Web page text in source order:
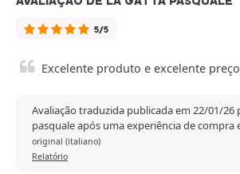
5/5
Excelente produto e excelente preço
Avaliação traduzida publicada em 22/01/26
pasquale após uma experiência de compra
original (italiano)
Relatório